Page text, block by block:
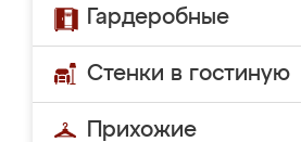
Гардеробные
Стенки в гостиную
Прихожие